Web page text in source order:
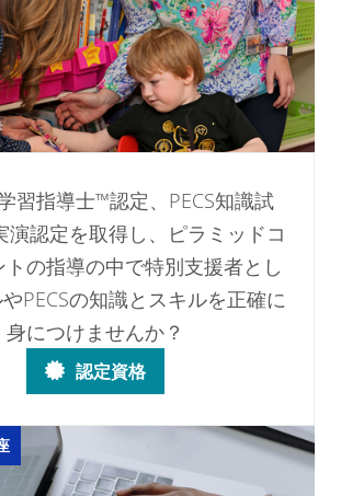
習指導士™認定、PECS知識試
演認定を取得し、ピラミッドコ
トの指導の中で特別支援者とし
PECSの知識とスキルを正確に
身につけませんか？
認定資格